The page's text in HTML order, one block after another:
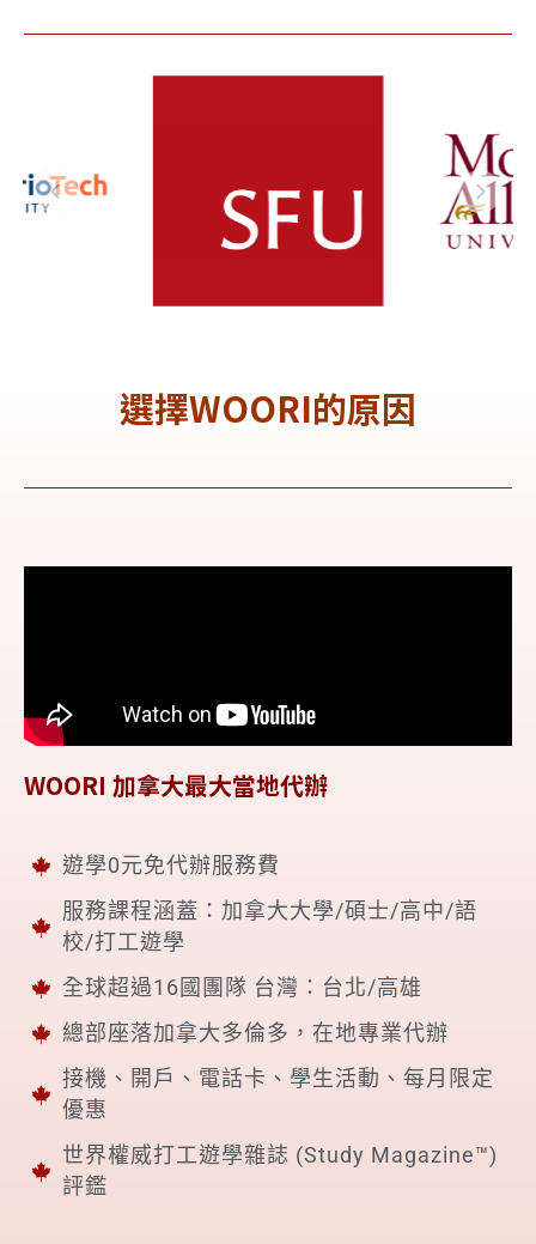
選擇WOORI的原因
WOORI 加拿大最大當地代辦
遊學0元免代辦服務費
服務課程涵蓋：加拿大大學/碩士/高中/語
校/打工遊學
全球超過16國團隊 台灣：台北/高雄
總部座落加拿大多倫多，在地專業代辦
接機、開戶、電話卡、學生活動、每月限定
優惠
世界權威打工遊學雜誌 (Study Magazine™)
評鑑